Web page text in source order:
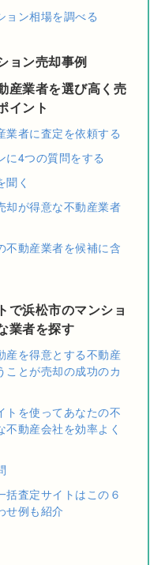
ョン相場を調べる
ョン売却事例
産業者を選び高く売
イント
業者に査定を依頼する
に4つの質問をする
聞く
却が得意な不動産業者
不動産業者を候補に含
で浜松市のマンショ
業者を探す
産を得意とする不動産
ことが売却の成功のカ
トを使ってあなたの不
不動産会社を効率よく
括査定サイトはこの６
せ例も紹介